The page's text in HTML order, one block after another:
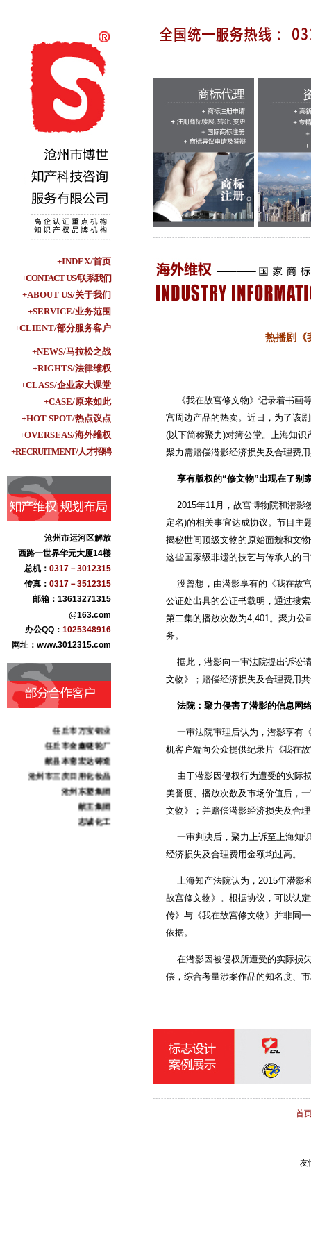
+INDEX/首页
+CONTACT US/联系我们
+ABOUT US/关于我们
+SERVICE/业务范围
+CLIENT/部分服务客户
+NEWS/马拉松之战
+RIGHTS/法律维权
+CLASS/企业家大课堂
+CASE/原来如此
+HOT SPOT/热点议点
+OVERSEAS/海外维权
+RECRUITMENT/人才招聘
沧州市运河区解放
西路一世界华元大厦14楼
总机： 0317－3012315
传真： 0317－3512315
邮箱：13613271315
@163.com
办公QQ： 1025348916
网址：www.3012315.com
盐百商贸集团
青县华业古典家具
沧州纪大烟袋枣业
黄骅市果美生态食品
河北康泰药业
河北肃昂裘革
任丘市万宝铝业
任丘市金鑫链轮厂
献县本斋宏达铸造
沧州市三庆日用化妆品
沧州东塑集团
献王集团
志诚化工
热播剧《
《我在故宫修文物》记录着书画
宫周边产品的热卖。近日，为了该
(以下简称聚力)对簿公堂。上海知
聚力需赔偿潜影经济损失及合理费
享有版权的“修文物”出现在了别
2015年11月，故宫博物院和潜影
定名)的相关事宜达成协议。节目主
揭秘世间顶级文物的原始面貌和文
这些国家级非遗的技艺与传承人的
没曾想，由潜影享有的《我在故
公证处出具的公证书载明，通过搜
第二集的播放次数为4,401。聚力公
务。
据此，潜影向一审法院提出诉讼
文物》；赔偿经济损失及合理费用
法院：聚力侵害了潜影的信息网
一审法院审理后认为，潜影享有
机客户端向公众提供纪录片《我在
由于潜影因侵权行为遭受的实际
美誉度、播放次数及市场价值后，
文物》；并赔偿潜影经济损失及合
一审判决后，聚力上诉至上海知
经济损失及合理费用金额均过高。
上海知产法院认为，2015年潜影
故宫修文物》。根据协议，可以认
传》与《我在故宫修文物》并非同
依据。
在潜影因被侵权所遭受的实际损
偿，综合考量涉案作品的知名度、
首
友